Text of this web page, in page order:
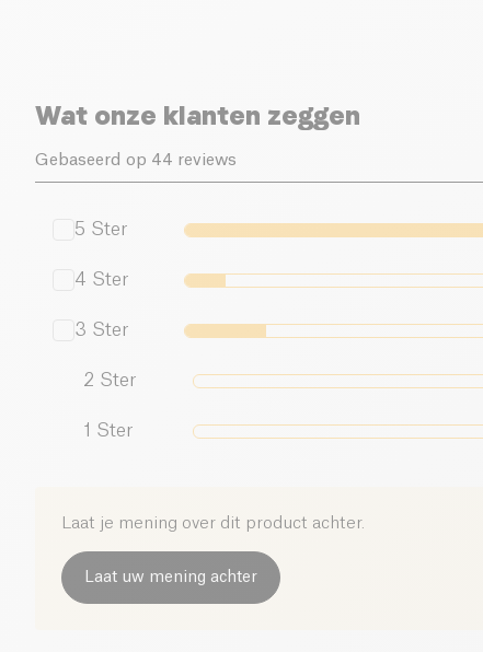
Wat onze klanten zeggen
Gebaseerd op 44 reviews
5 Ster
4 Ster
3 Ster
2 Ster
1 Ster
Laat je mening over dit product achter.
Laat uw mening achter